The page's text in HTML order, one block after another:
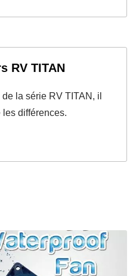
RV TITAN
la série RV TITAN, il
différences.